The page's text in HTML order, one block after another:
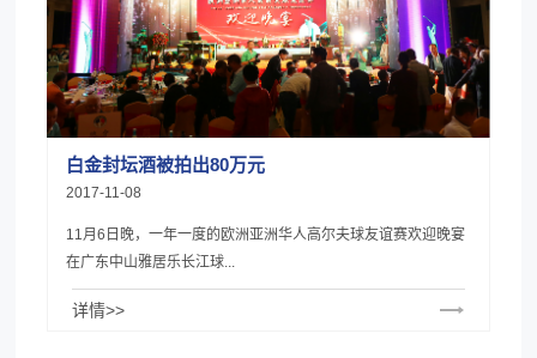
白金封坛酒被拍出80万元
2017-11-08
11月6日晚，一年一度的欧洲亚洲华人高尔夫球友谊赛欢迎晚宴
在广东中山雅居乐长江球...
详情>>